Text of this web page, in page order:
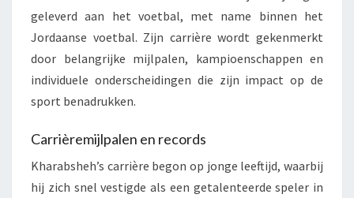
geleverd aan het voetbal, met name binnen het
Jordaanse voetbal. Zijn carrière wordt gekenmerkt
door belangrijke mijlpalen, kampioenschappen en
individuele onderscheidingen die zijn impact op de
sport benadrukken.
Carrièremijlpalen en records
Kharabsheh’s carrière begon op jonge leeftijd, waarbij
hij zich snel vestigde als een getalenteerde speler in